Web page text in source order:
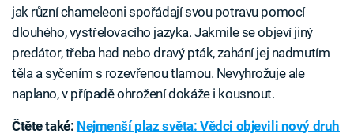
jak různí chameleoni spořádají svou potravu pomocí
dlouhého, vystřelovacího jazyka. Jakmile se objeví jiný
predátor, třeba had nebo dravý pták, zahání jej nadmutím
těla a syčením s rozevřenou tlamou. Nevyhrožuje ale
naplano, v případě ohrožení dokáže i kousnout.
Čtěte také: Nejmenší plaz světa: Vědci objevili nový druh